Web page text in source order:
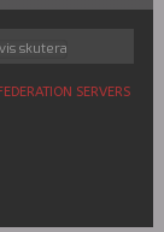
skutera
SERVERS